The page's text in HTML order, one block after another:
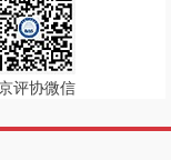
评协微信